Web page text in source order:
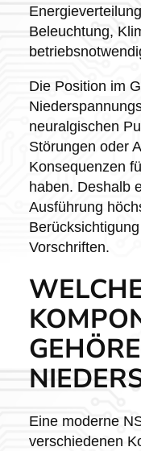
Beleuchtung,
Die Position im
neuralgischen
Störungen oder
Konsequenzen
haben. Deshalb
Ausführung
Vorschriften.
Eine moderne
verschiedenen